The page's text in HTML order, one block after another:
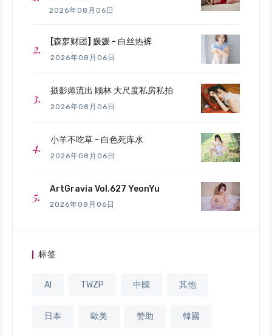
2026年08月06日
[森萝财团] 媛媛 - 白丝热裤
2026年08月06日
摄影师流出 顾林 大尺度私房私拍
2026年08月06日
小羊不吃草 - 白色死库水
2026年08月06日
ArtGravia Vol.627 YeonYu
2026年08月06日
标签
AI TWZP 中國 其他
日本 歐美 赞助 韓國